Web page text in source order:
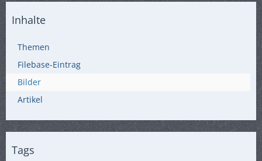
Inhalte
Themen
Filebase-Eintrag
Bilder
Artikel
Tags